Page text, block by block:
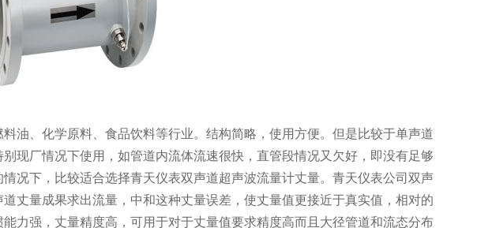
油、化学原料、食品饮料等行业。结构简略，使用方便。但是比较于单声道
现厂情况下使用，如管道内流体流速很快，直管段情况又欠好，即没有足够
况下，比较适合选择青天仪表双声道超声波流量计丈量。青天仪表公司双声
丈量成果求出流量，中和这种丈量误差，使丈量值更接近于真实值，相对的
力强，丈量精度高，可用于对于丈量值要求精度高而且大径管道和流态分布